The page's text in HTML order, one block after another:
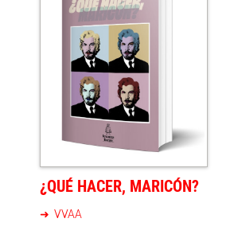
¿QUÉ HACER, MARICÓN?
VVAA